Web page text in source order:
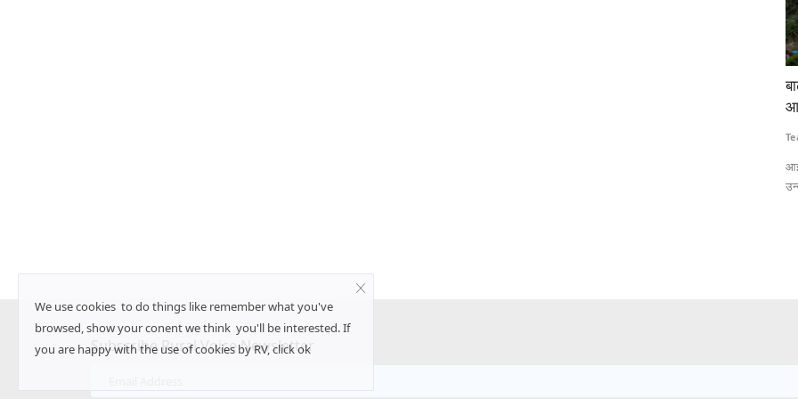
Subscribe Rural Voice Newsletter
We use cookies to do things like remember what you've
browsed, show your conent we think you'll be interested. If
you are happy with the use of cookies by RV, click ok